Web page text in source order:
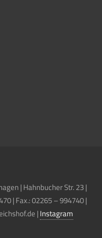
| Hahnbucher Str. 23 |
| Fax.: 02265 – 994740 |
|Instagram